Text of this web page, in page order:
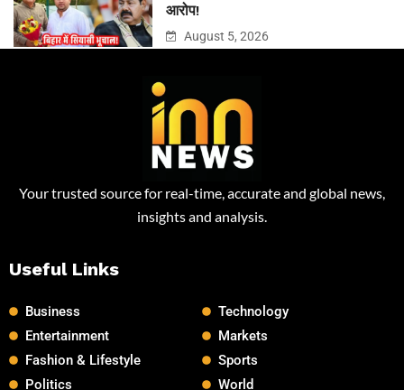
आरोप!
August 5, 2026
Your trusted source for real-time, accurate and global news,
insights and analysis.
Useful Links
Business
Entertainment
Fashion & Lifestyle
Politics
Technology
Markets
Sports
World